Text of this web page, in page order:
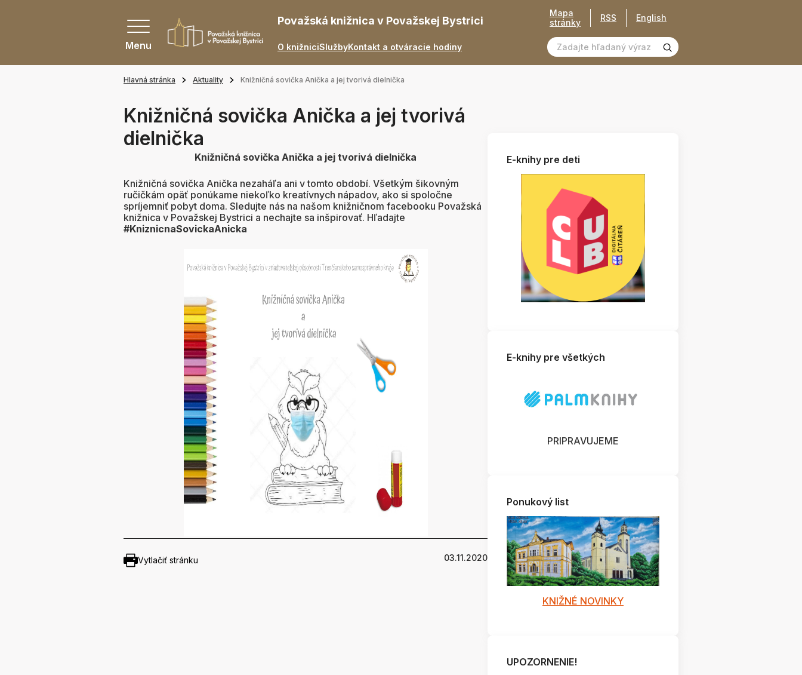
Menu
Považská knižnica v Považskej Bystrici
O knižniciSlužbyKontakt a otváracie hodiny
Mapa
stránky
RSS English
Hlavná stránka Aktuality Knižničná sovička Anička a jej tvorivá dielnička
Knižničná sovička Anička a jej tvorivá
dielnička
Knižničná sovička Anička a jej tvorivá dielnička
Knižničná sovička Anička nezaháľa ani v tomto období. Všetkým šikovným
ručičkám opäť ponúkame niekoľko kreatívnych nápadov, ako si spoločne
spríjemniť pobyt doma. Sledujte nás na našom knižničnom facebooku Považská
knižnica v Považskej Bystrici a nechajte sa inšpirovať. Hľadajte
#KniznicnaSovickaAnicka
Vytlačiť stránku 03.11.2020
E-knihy pre deti
E-knihy pre všetkých
PRIPRAVUJEME
Ponukový list
KNIŽNÉ NOVINKY
UPOZORNENIE!